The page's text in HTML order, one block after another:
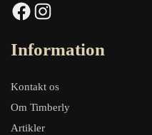
Facebook Instagram
Information
Kontakt os
Om Timberly
Artikler